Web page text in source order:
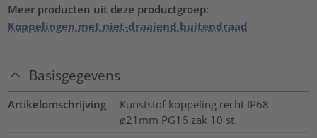
Meer producten uit deze productgroep:
Koppelingen met niet-draaiend buitendraad
Basisgegevens
Artikelomschrijving
Kunststof koppeling recht IP68
ø21mm PG16 zak 10 st.